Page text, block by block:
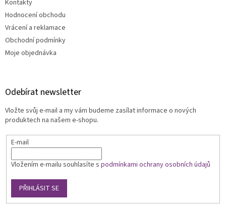
Kontakty
Hodnocení obchodu
Vrácení a reklamace
Obchodní podmínky
Moje objednávka
Odebírat newsletter
Vložte svůj e-mail a my vám budeme zasílat informace o nových
produktech na našem e-shopu.
E-mail
Vložením e-mailu souhlasíte s podmínkami ochrany osobních údajů
PŘIHLÁSIT SE